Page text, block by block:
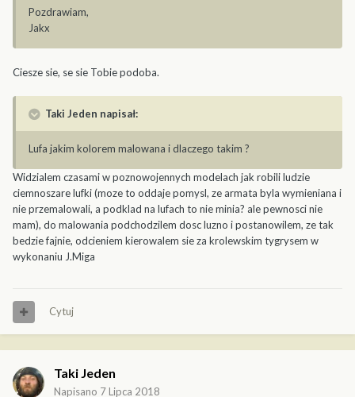
Pozdrawiam,
Jakx
Ciesze sie, se sie Tobie podoba.
Taki Jeden napisał:
Lufa jakim kolorem malowana i dlaczego takim ?
Widzialem czasami w poznowojennych modelach jak robili ludzie
ciemnoszare lufki (moze to oddaje pomysl, ze armata byla wymieniana i
nie przemalowali, a podklad na lufach to nie minia? ale pewnosci nie
mam), do malowania podchodzilem dosc luzno i postanowilem, ze tak
bedzie fajnie, odcieniem kierowalem sie za krolewskim tygrysem w
wykonaniu J.Miga
Cytuj
Taki Jeden
Napisano 7 Lipca 2018